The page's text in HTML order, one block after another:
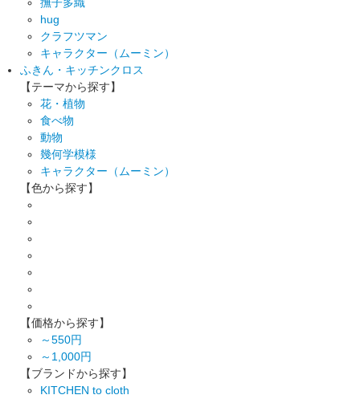
hug
クラフツマン
キャラクター（ムーミン）
ふきん・キッチンクロス
【テーマから探す】
花・植物
食べ物
動物
幾何学模様
キャラクター（ムーミン）
【色から探す】
【価格から探す】
～550円
～1,000円
【ブランドから探す】
KITCHEN to cloth